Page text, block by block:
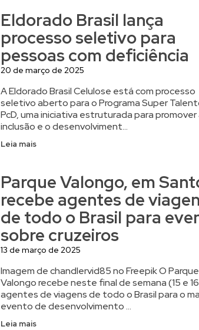
Eldorado Brasil lança
processo seletivo para
pessoas com deficiência
20 de março de 2025
A Eldorado Brasil Celulose está com processo
seletivo aberto para o Programa Super
PcD, uma iniciativa estruturada para promover
inclusão e o desenvolviment...
Leia mais
Parque Valongo, em
recebe agentes de
de todo o Brasil para
sobre cruzeiros
13 de março de 2025
Imagem de chandlervid85 no Freepik O Parque
Valongo recebe neste final de semana (15 e
agentes de viagens de todo o Brasil para o
evento de desenvolvimento ...
Leia mais